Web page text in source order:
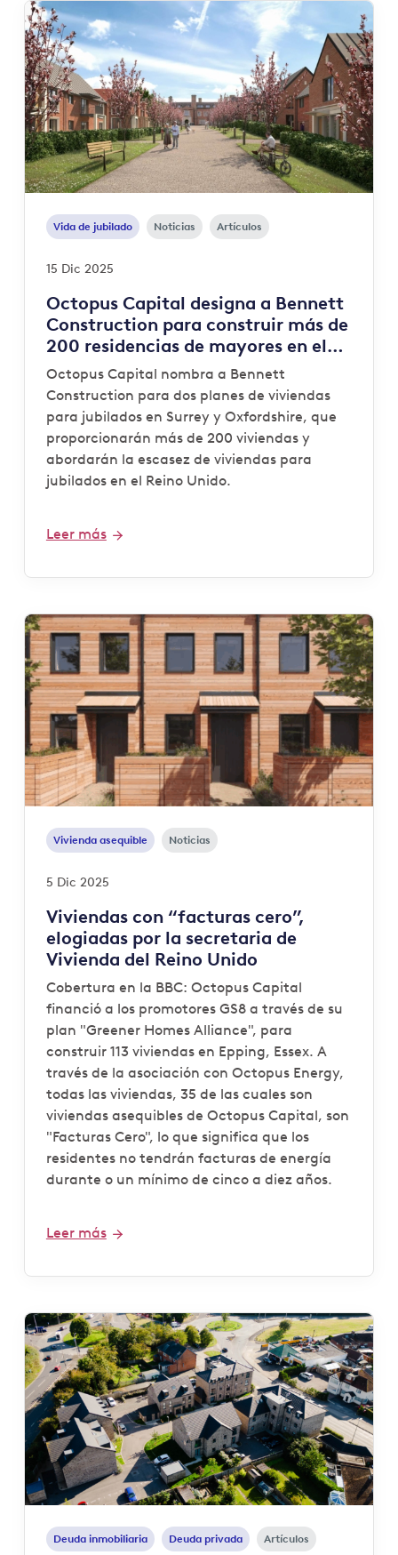
Vida de jubilado Noticias Artículos
15 Dic 2025
Octopus Capital designa a Bennett
Construction para construir más de
200 residencias de mayores en el
sureste del país
Octopus Capital nombra a Bennett
Construction para dos planes de viviendas
para jubilados en Surrey y Oxfordshire, que
proporcionarán más de 200 viviendas y
abordarán la escasez de viviendas para
jubilados en el Reino Unido.
Leer más
Vivienda asequible Noticias
5 Dic 2025
Viviendas con “facturas cero”,
elogiadas por la secretaria de
Vivienda del Reino Unido
Cobertura en la BBC: Octopus Capital
financió a los promotores GS8 a través de su
plan "Greener Homes Alliance", para
construir 113 viviendas en Epping, Essex. A
través de la asociación con Octopus Energy,
todas las viviendas, 35 de las cuales son
viviendas asequibles de Octopus Capital, son
"Facturas Cero", lo que significa que los
residentes no tendrán facturas de energía
durante o un mínimo de cinco a diez años.
Leer más
Deuda inmobiliaria Deuda privada Artículos